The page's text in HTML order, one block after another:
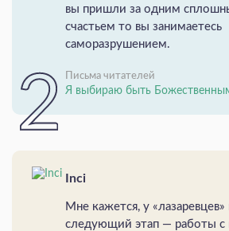
вы пришли за одним
счастьем то вы занимаетесь
саморазрушением.
Письма читателей
Я выбираю быть
Inci
Мне кажется, у «лазаревцев»
следующий этап — работы с